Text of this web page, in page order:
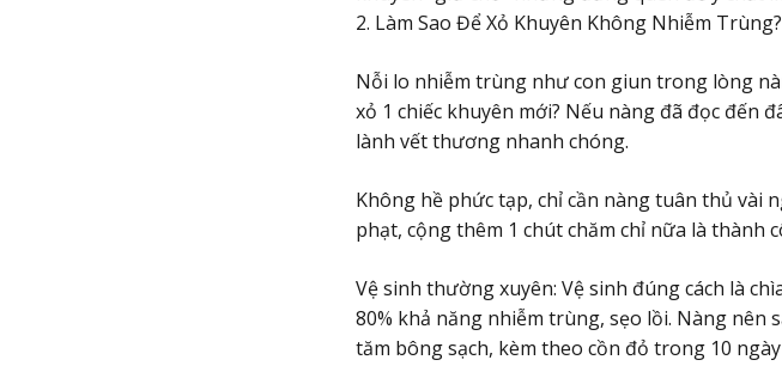
2. Làm Sao Để Xỏ Khuyên Không Nhiễm Trùng?
Nỗi lo nhiễm trùng như con giun trong lòng
xỏ 1 chiếc khuyên mới? Nếu nàng đã đọc đến
lành vết thương nhanh chóng.
Không hề phức tạp, chỉ cần nàng tuân thủ vài
phạt, cộng thêm 1 chút chăm chỉ nữa là thành
Vệ sinh thường xuyên: Vệ sinh đúng cách là
80% khả năng nhiễm trùng, sẹo lồi. Nàng nên
tăm bông sạch, kèm theo cồn đỏ trong 10